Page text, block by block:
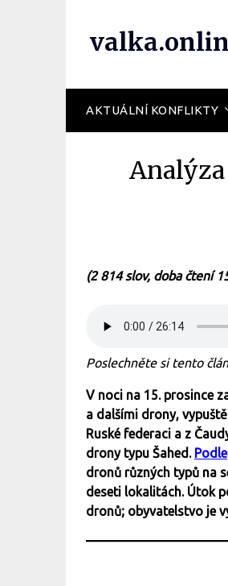
AKTUÁLNÍ KONFLIKTY
Analýza
(2 814 slov, doba čtení
Poslechněte si tento
V noci na 15. prosince
a dalšími drony,
Ruské federaci a z
drony typu Šahed. Podle
dronů různých typů na
deseti lokalitách. Útok
dronů; obyvatelstvo je